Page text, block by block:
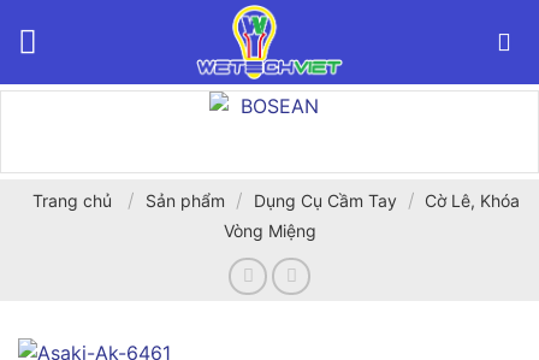
Trang chủ / Sản phẩm / Dụng Cụ Cầm Tay / Cờ Lê, Khóa
Vòng Miệng